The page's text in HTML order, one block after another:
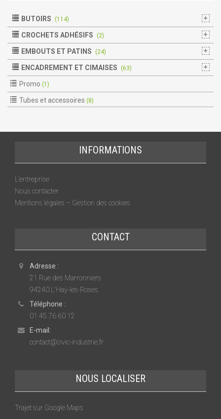
BUTOIRS (114)
CROCHETS ADHÉSIFS (2)
EMBOUTS ET PATINS (24)
ENCADREMENT ET CIMAISES (63)
Promo (1)
Tubes et accessoires (8)
INFORMATIONS
L’entreprise
Nous contacter
Mentions légales – Gestion des cookies
CONTACT
Adresse :
21 Rue des Marronniers
94240 L'Haÿ-les-Roses
Téléphone :
01 45 76 60 12
E-mail:
contact@civic-industrie.fr
NOUS LOCALISER
Trajet sur Google Maps